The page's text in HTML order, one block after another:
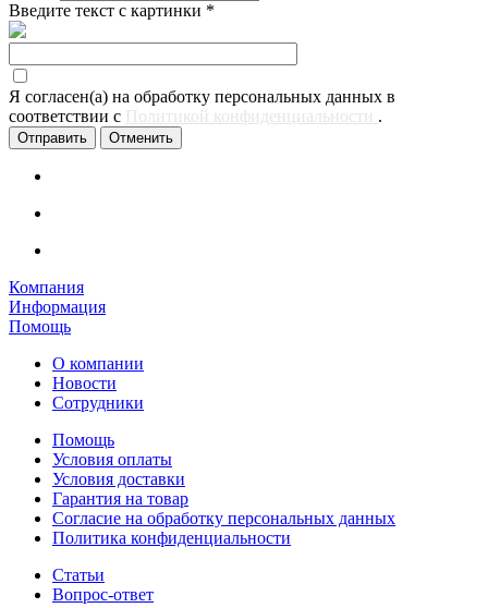
Введите текст с картинки *
Я согласен(а) на обработку персональных данных в
соответствии с Политикой конфиденциальности .
Отменить
Компания
Информация
Помощь
О компании
Новости
Сотрудники
Помощь
Условия оплаты
Условия доставки
Гарантия на товар
Согласие на обработку персональных данных
Политика конфиденциальности
Статьи
Вопрос-ответ